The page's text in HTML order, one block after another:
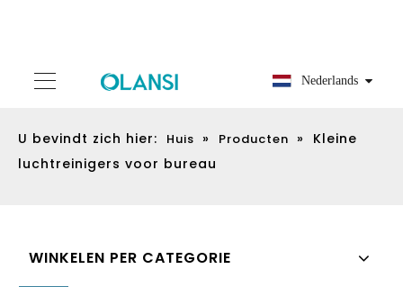
Nederlands
U bevindt zich hier: Huis » Producten »
Kleine
luchtreinigers voor bureau
WINKELEN PER CATEGORIE